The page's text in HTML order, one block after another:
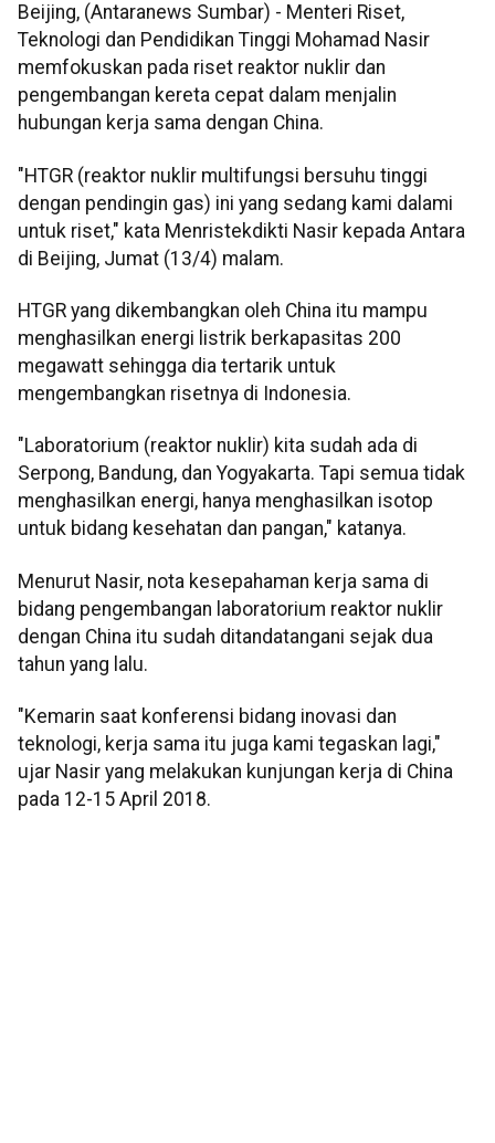
Beijing, (Antaranews Sumbar) - Menteri Riset,
Teknologi dan Pendidikan Tinggi Mohamad Nasir
memfokuskan pada riset reaktor nuklir dan
pengembangan kereta cepat dalam menjalin
hubungan kerja sama dengan China.
"HTGR (reaktor nuklir multifungsi bersuhu tinggi
dengan pendingin gas) ini yang sedang kami dalami
untuk riset," kata Menristekdikti Nasir kepada Antara
di Beijing, Jumat (13/4) malam.
HTGR yang dikembangkan oleh China itu mampu
menghasilkan energi listrik berkapasitas 200
megawatt sehingga dia tertarik untuk
mengembangkan risetnya di Indonesia.
"Laboratorium (reaktor nuklir) kita sudah ada di
Serpong, Bandung, dan Yogyakarta. Tapi semua tidak
menghasilkan energi, hanya menghasilkan isotop
untuk bidang kesehatan dan pangan," katanya.
Menurut Nasir, nota kesepahaman kerja sama di
bidang pengembangan laboratorium reaktor nuklir
dengan China itu sudah ditandatangani sejak dua
tahun yang lalu.
"Kemarin saat konferensi bidang inovasi dan
teknologi, kerja sama itu juga kami tegaskan lagi,"
ujar Nasir yang melakukan kunjungan kerja di China
pada 12-15 April 2018.